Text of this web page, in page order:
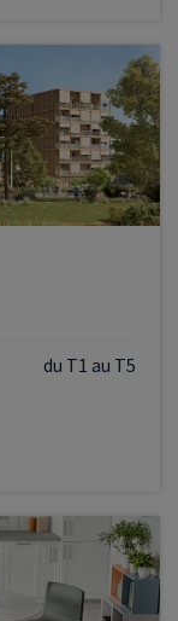
du T1 au T5